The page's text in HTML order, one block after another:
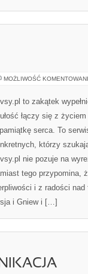
MOŻLIWOŚĆ
to zakątek
łączy się z
serca. To
którzy
nie pozuje na
tego przypomina,
i z radości
i Gniew i […]